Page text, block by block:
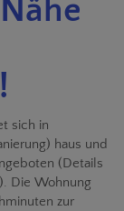
sich in
haus und
(Details
Die Wohnung
zur